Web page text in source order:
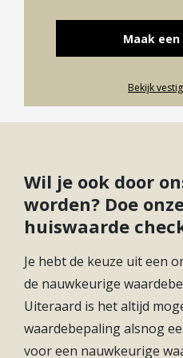
groen uitzicht. Dankzij de
rondweg geen sprake.
minuten fietsafstand. Het
met gezellige terrassen,
Heijn bevind zich op 10
De uitvalswegen A12 en
Hofgaerde binnen 10
De Appartementen
Soort(en) verwarming
Maak
Bekijk
Wil je ook door
worden? Doe
huiswaarde
Je hebt de keuze uit een
de nauwkeurige
Uiteraard is het altijd
waardebepaling alsnog
voor een nauwkeurige